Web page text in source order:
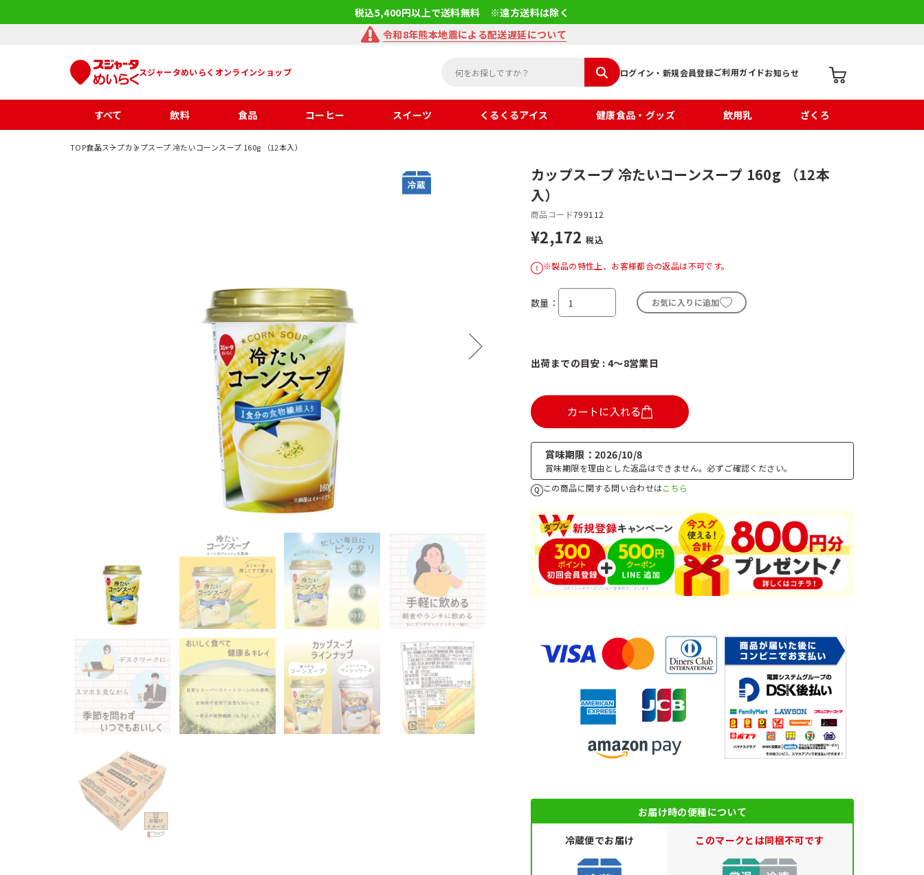
税込5,400円以上で送料無料 ※遠方送料は除く
令和8年熊本地震による配送遅延について
スジャータめいらくオンラインショップ ログイン・新規会員登録
すべて 飲料 食品 コーヒー スイーツ くるくるアイス 健康食品・グッズ 飲用乳 ざくろ
ご利用ガイドお知らせ
TOP食品スープカップスープ 冷たいコーンスープ 160g （12本入）
カップスープ 冷たいコーンスープ 160g （12本
入）
商品コード799112
¥2,172 税込
※製品の特性上、お客様都合の返品は不可です。
数量 お気に入りに追加
出荷までの目安 : 4～8営業日
カートに入れる
賞味期限 2026/10/8
賞味期限を理由とした返品はできません。必ずご確認ください。
この商品に関する問い合わせはこちら
お届け時の便種について
冷蔵便でお届け このマークとは同梱不可です